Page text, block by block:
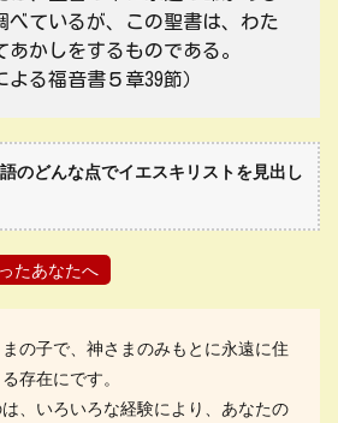
べているが、この聖書は、わた
あかしをするものである。
よる福音書５章39節）
のどんな点でイエスキリストを見出し
たあなたへ
の子で、神さまのみもとに永遠に住
存在にです。
、いろいろな経験により、あなたの